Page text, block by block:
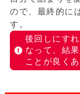
ので、最終的に
す。
後回しにす
なって、結
ことが良くあ